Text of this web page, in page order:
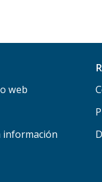
web
información